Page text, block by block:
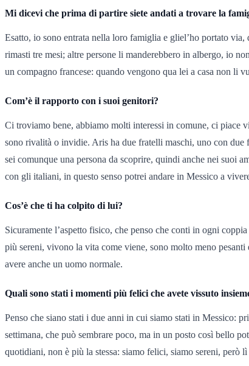
Mi dicevi che prima di partire siete andati a trovare la
Esatto, io sono entrata nella loro famiglia e gliel’ho portato via,
rimasti tre mesi; altre persone li manderebbero in albergo, io
un compagno francese: quando vengono qua lei a casa non li
Com’è il rapporto con i suoi genitori?
Ci troviamo bene, abbiamo molti interessi in comune, ci piace
sono rivalità o invidie. Aris ha due fratelli maschi, uno con
sei comunque una persona da scoprire, quindi anche nei suoi
con gli italiani, in questo senso potrei andare in Messico a
Cos’è che ti ha colpito di lui?
Sicuramente l’aspetto fisico, che penso che conti in ogni
più sereni, vivono la vita come viene, sono molto meno
avere anche un uomo normale.
Quali sono stati i momenti più felici che avete vissuto
Penso che siano stati i due anni in cui siamo stati in Messico:
settimana, che può sembrare poco, ma in un posto così bello
quotidiani, non è più la stessa: siamo felici, siamo sereni,